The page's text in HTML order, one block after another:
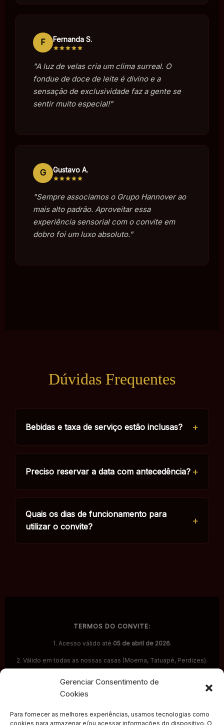
Gerenciar Consentimento de
Cookies
Para fornecer as melhores experiências, usamos tecnologias como
cookies para armazenar e/ou acessar informações do dispositivo. O
F Fernanda S.
"A luz de velas cria um clima surreal. O
fondue de doce de leite é divino e a
sensação de exclusividade faz a gente se
sentir muito especial!"
G Gustavo A.
"Sempre associamos o Grupo Hannover ao
mais alto padrão. Aproveitar essa
experiência sensorial com o convite em
dobro foi um luxo absoluto."
Dúvidas Frequentes
Bebidas e taxa de serviço estão inclusas?
Preciso reservar a data com antecedência?
Quais os dias de funcionamento para
utilizar o convite?
TERMOS DO CONVITE:
1. Acesso válido até 05 de abril de 2026.
2. Válido em todas as nossas casas (Moema, Tatuapé, Perdizes).
a segunda).
Apresente-o na recepção.